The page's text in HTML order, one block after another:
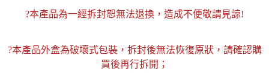
?本產品為一經拆封恕無法退換，造成不便敬請見諒!
?本產品外盒為破壞式包裝，拆封後無法恢復原狀，請確認購
買後再行拆開；